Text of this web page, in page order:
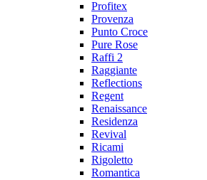
Profitex
Provenza
Punto Croce
Pure Rose
Raffi 2
Raggiante
Reflections
Regent
Renaissance
Residenza
Revival
Ricami
Rigoletto
Romantica